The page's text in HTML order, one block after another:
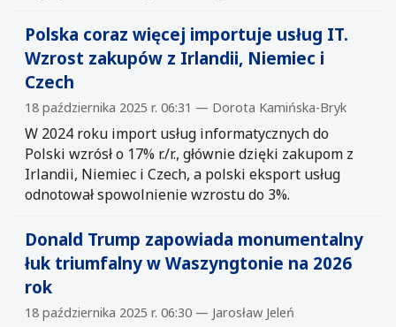
Polska coraz więcej importuje usług IT.
Wzrost zakupów z Irlandii, Niemiec i
Czech
18 października 2025 r. 06:31 — Dorota Kamińska-Bryk
W 2024 roku import usług informatycznych do
Polski wzrósł o 17% r./r., głównie dzięki zakupom z
Irlandii, Niemiec i Czech, a polski eksport usług
odnotował spowolnienie wzrostu do 3%.
Donald Trump zapowiada monumentalny
łuk triumfalny w Waszyngtonie na 2026
rok
18 października 2025 r. 06:30 — Jarosław Jeleń